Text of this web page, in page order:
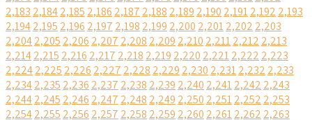
2,183 2,1842,185 2,186 2,187 2,188 2,189 2,190 2,1912,192 2,193
2,1942,195 2,196 2,197 2,198 2,199 2,200 2,2012,202 2,203
2,2042,205 2,206 2,207 2,208 2,209 2,210 2,2112,212 2,213
2,2142,215 2,216 2,217 2,218 2,219 2,220 2,2212,222 2,223
2,2242,225 2,226 2,227 2,228 2,229 2,230 2,2312,232 2,233
2,2342,235 2,236 2,237 2,238 2,239 2,240 2,2412,242 2,243
2,2442,245 2,246 2,247 2,248 2,249 2,250 2,2512,252 2,253
2,2542,255 2,256 2,257 2,258 2,259 2,260 2,2612,262 2,263